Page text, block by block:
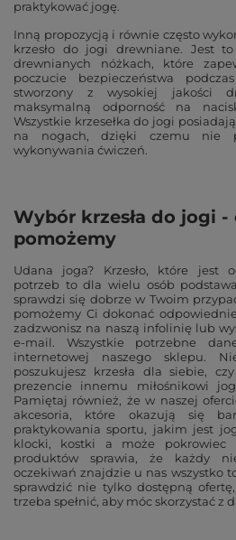
praktykować jogę.
Inną propozycją i równie często
krzesło do jogi drewniane. Jest
drewnianych nóżkach, które
poczucie bezpieczeństwa
stworzony z wysokiej jakości
maksymalną odporność na
Wszystkie krzesełka do jogi
na nogach, dzięki czemu nie
wykonywania ćwiczeń.
Wybór krzesła do jogi -
pomożemy
Udana joga? Krzesło, które jest
potrzeb to dla wielu osób
sprawdzi się dobrze w Twoim
pomożemy Ci dokonać
zadzwonisz na naszą infolinię lub
e-mail. Wszystkie potrzebne
internetowej naszego sklepu.
poszukujesz krzesła dla siebie,
prezencie innemu miłośnikowi
Pamiętaj również, że w naszej
akcesoria, które okazują się
praktykowania sportu, jakim jest
klocki, kostki a może pokrowiec
produktów sprawia, że każdy
oczekiwań znajdzie u nas wszystko
sprawdzić nie tylko dostępną
trzeba spełnić, aby móc skorzystać z